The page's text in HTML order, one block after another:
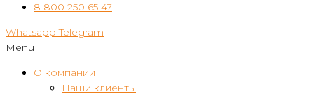
8 800 250 65 47
Whatsapp Telegram
Menu
О компании
Наши клиенты